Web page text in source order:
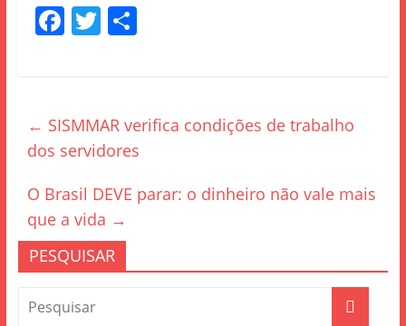
F
b
o
o
k
T S
← SISMMAR verifica condições de trabalho
dos servidores
O Brasil DEVE parar: o dinheiro não vale mais
que a vida →
PESQUISAR